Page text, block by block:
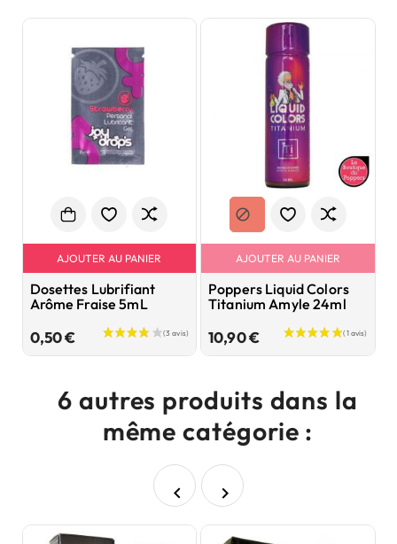
AJOUTER AU PANIER
Dosettes Lubrifiant
Arôme Fraise 5mL
0,50 €Prix
AJOUTER AU PANIER
Poppers Liquid Colors
Titanium Amyle 24ml
10,90 €Prix
6 autres produits dans la
même catégorie :
 